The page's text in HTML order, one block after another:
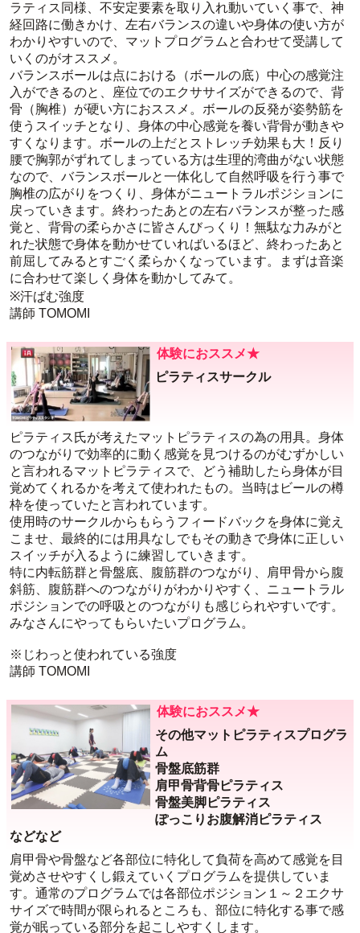
ラティス同様、不安定要素を取り入れ動いていく事で、神
経回路に働きかけ、左右バランスの違いや身体の使い方が
わかりやすいので、マットプログラムと合わせて受講して
いくのがオススメ。
バランスボールは点における（ボールの底）中心の感覚注
入ができるのと、座位でのエクササイズができるので、背
骨（胸椎）が硬い方におススメ。ボールの反発が姿勢筋を
使うスイッチとなり、身体の中心感覚を養い背骨が動きや
すくなります。ボールの上だとストレッチ効果も大！反り
腰で胸郭がずれてしまっている方は生理的湾曲がない状態
なので、バランスボールと一体化して自然呼吸を行う事で
胸椎の広がりをつくり、身体がニュートラルポジションに
戻っていきます。終わったあとの左右バランスが整った感
覚と、背骨の柔らかさに皆さんびっくり！無駄な力みがと
れた状態で身体を動かせていればいるほど、終わったあと
前屈してみるとすごく柔らかくなっています。まずは音楽
に合わせて楽しく身体を動かしてみて。
※汗ばむ強度
講師 TOMOMI
体験におススメ★
ピラティスサークル
ピラティス氏が考えたマットピラティスの為の用具。身体
のつながりで効率的に動く感覚を見つけるのがむずかしい
と言われるマットピラティスで、どう補助したら身体が目
覚めてくれるかを考えて使われたもの。当時はビールの樽
枠を使っていたと言われています。
使用時のサークルからもらうフィードバックを身体に覚え
こませ、最終的には用具なしでもその動きで身体に正しい
スイッチが入るように練習していきます。
特に内転筋群と骨盤底、腹筋群のつながり、肩甲骨から腹
斜筋、腹筋群へのつながりがわかりやすく、ニュートラル
ポジションでの呼吸とのつながりも感じられやすいです。
みなさんにやってもらいたいプログラム。
※じわっと使われている強度
講師 TOMOMI
体験におススメ★
その他マットピラティスプログラ
ム
骨盤底筋群
肩甲骨背骨ピラティス
骨盤美脚ピラティス
ぽっこりお腹解消ピラティス
などなど
肩甲骨や骨盤など各部位に特化して負荷を高めて感覚を目
覚めさせやすくし鍛えていくプログラムを提供していま
す。通常のプログラムでは各部位ポジション１～２エクサ
サイズで時間が限られるところも、部位に特化する事で感
覚が眠っている部分を起こしやすくします。